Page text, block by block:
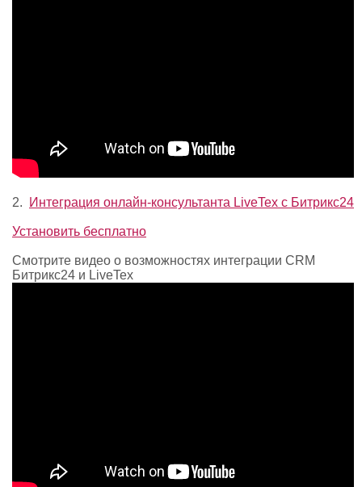
2. Интеграция онлайн-консультанта LiveTex c Битрикс24
Установить бесплатно
Смотрите видео о возможностях интеграции CRM
Битрикс24 и LiveTex